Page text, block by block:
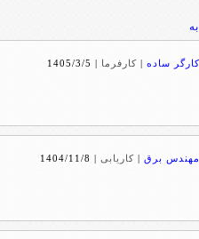
ساده | کارفرما |
1405/3/5
برق | کاریابی|
1404/11/8